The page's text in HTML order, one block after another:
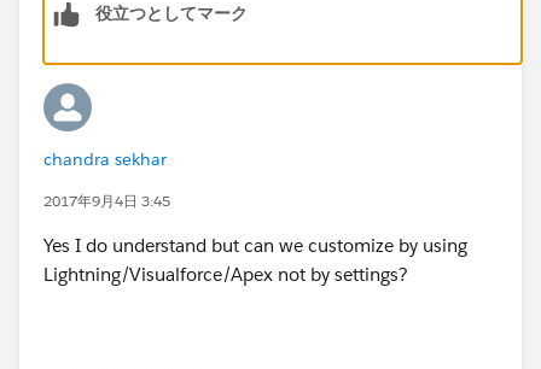
役立つとしてマーク
chandra sekhar
2017年9月4日 3:45
Yes I do understand but can we customize by using
Lightning/Visualforce/Apex not by settings?